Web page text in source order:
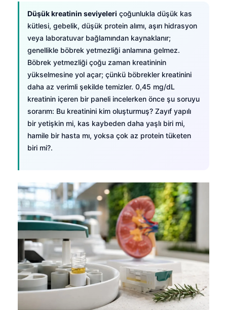
Düşük kreatinin seviyeleri çoğunlukla düşük kas
kütlesi, gebelik, düşük protein alımı, aşırı hidrasyon
veya laboratuvar bağlamından kaynaklanır;
genellikle böbrek yetmezliği anlamına gelmez.
Böbrek yetmezliği çoğu zaman kreatininin
yükselmesine yol açar; çünkü böbrekler kreatinini
daha az verimli şekilde temizler. 0,45 mg/dL
kreatinin içeren bir paneli incelerken önce şu soruyu
sorarım: Bu kreatinini kim oluşturmuş? Zayıf yapılı
bir yetişkin mi, kas kaybeden daha yaşlı biri mi,
hamile bir hasta mı, yoksa çok az protein tüketen
biri mi?.